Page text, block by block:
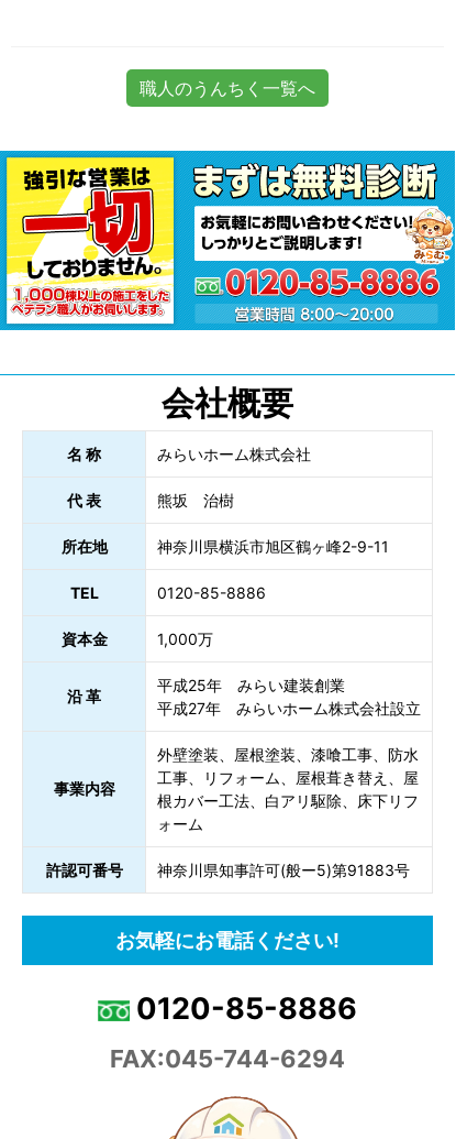
職人のうんちく一覧へ
会社概要
名 称 みらいホーム株式会社
代 表 熊坂 治樹
所在地 神奈川県横浜市旭区鶴ヶ峰2-9-11
TEL 0120-85-8886
資本金 1,000万
沿 革
平成25年 みらい建装創業
平成27年 みらいホーム株式会社設立
事業内容
外壁塗装、屋根塗装、漆喰工事、防水
工事、リフォーム、屋根葺き替え、屋
根カバー工法、白アリ駆除、床下リフ
ォーム
許認可番号 神奈川県知事許可(般ー5)第91883号
お気軽にお電話ください!
0120-85-8886
FAX:045-744-6294